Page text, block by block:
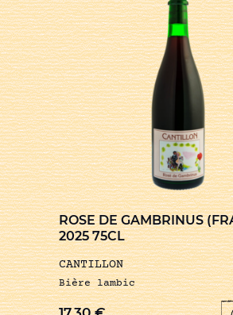
ROSE DE GAMBRINUS
2025 75CL
CANTILLON
Bière lambic